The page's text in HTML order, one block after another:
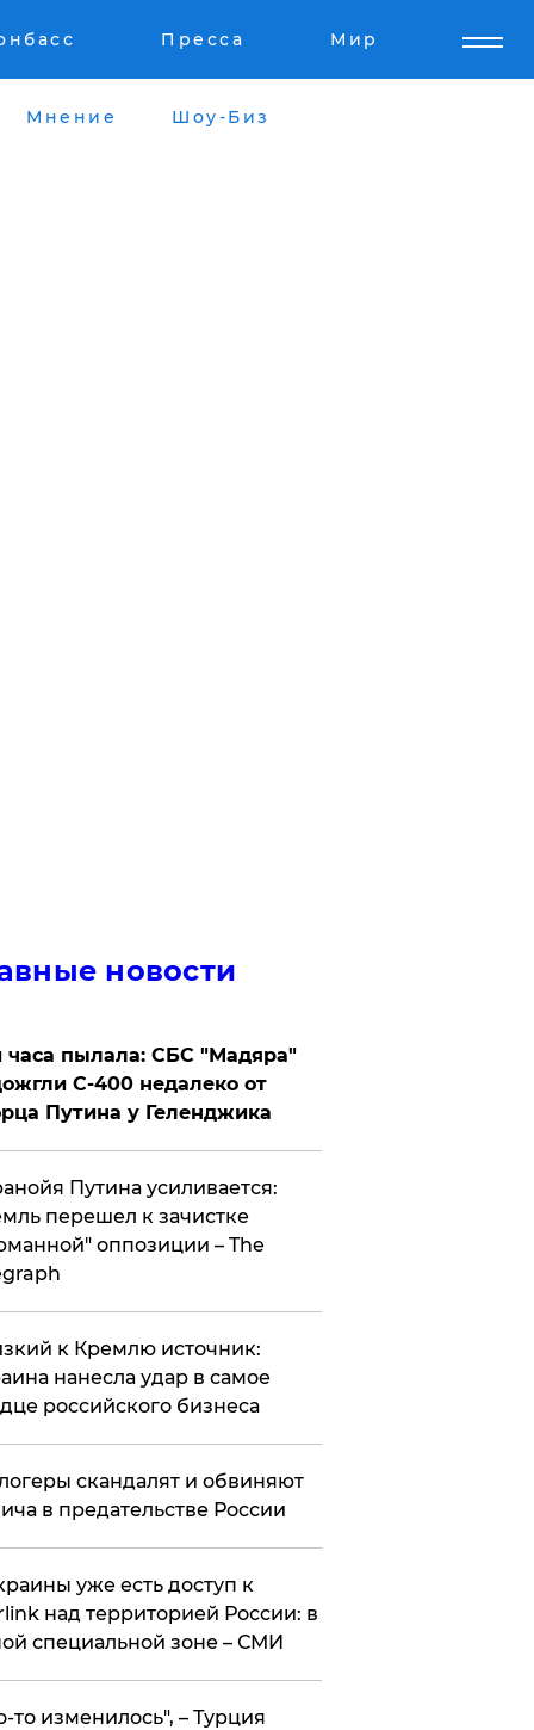
Пресса Мир
Мнение Шоу-Биз
новости
часа пылала: СБС "Мадяра"
С-400 недалеко от
Путина у Геленджика
Путина усиливается:
перешел к зачистке
оппозиции – The
к Кремлю источник:
нанесла удар в самое
российского бизнеса
скандалят и обвиняют
в предательстве России
уже есть доступ к
над территорией России: в
специальной зоне – СМИ
то изменилось", – Турция